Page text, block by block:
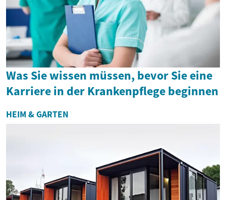
Was Sie wissen müssen, bevor Sie eine
Karriere in der Krankenpflege beginnen
HEIM & GARTEN